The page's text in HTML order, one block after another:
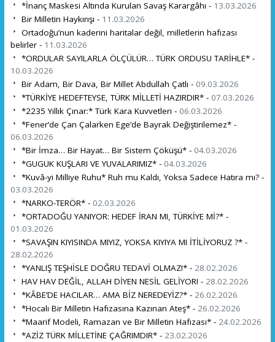
*İnanç Maskesi Altında Kurulan Savaş Karargâhı - 13.03.2026
Bir Milletin Haykırışı - 11.03.2026
Ortadoğu’nun kaderini haritalar değil, milletlerin hafızası
belirler - 11.03.2026
*ORDULAR SAYILARLA ÖLÇÜLÜR… TÜRK ORDUSU TARİHLE* -
10.03.2026
Bir Adam, Bir Dava, Bir Millet Abdullah Çatlı - 09.03.2026
*TÜRKİYE HEDEFTEYSE, TÜRK MİLLETİ HAZIRDIR* - 07.03.2026
*2235 Yıllık Çınar:* Türk Kara Kuvvetleri - 06.03.2026
*Fener’de Çan Çalarken Ege’de Bayrak Değiştirilemez* -
06.03.2026
*Bir İmza… Bir Hayat… Bir Sistem Çöküşü* - 04.03.2026
*GUGUK KUŞLARI VE YUVALARIMIZ* - 04.03.2026
*Kuvâ-yi Milliye Ruhu* Ruh mu Kaldı, Yoksa Sadece Hatıra mı? -
03.03.2026
*NARKO-TERÖR* - 02.03.2026
*ORTADOĞU YANIYOR: HEDEF İRAN MI, TÜRKİYE Mİ?* -
01.03.2026
*SAVAŞIN KIYISINDA MIYIZ, YOKSA KIYIYA MI İTİLİYORUZ ?* -
28.02.2026
*YANLIŞ TEŞHİSLE DOĞRU TEDAVİ OLMAZ!* - 28.02.2026
HAV HAV DEĞİL, ALLAH DİYEN NESİL GELİYOR! - 28.02.2026
*KÂBE’DE HACILAR… AMA BİZ NEREDEYİZ?* - 26.02.2026
*Hocalı Bir Milletin Hafızasına Kazınan Ateş* - 26.02.2026
*Maarif Modeli, Ramazan ve Bir Milletin Hafızası* - 24.02.2026
*AZİZ TÜRK MİLLETİNE ÇAĞRIMDIR* - 23.02.2026